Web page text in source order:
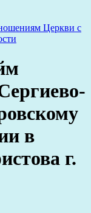
Церкви с
в
г.